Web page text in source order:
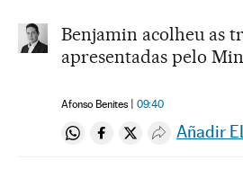
Benjamin acolheu as
apresentadas pelo
Afonso Benites 09:40
Compartir en Whatsapp
Compartir en
Compartir en
Desplegar
Añadir